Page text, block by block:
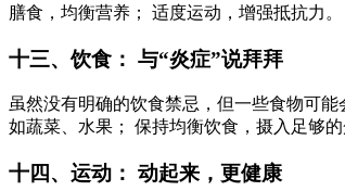
膳食，均衡营养； 适度运动，增强抵抗力
十三、饮食： 与“炎症”说拜拜
虽然没有明确的饮食禁忌，但一些食物可
如蔬菜、水果； 保持均衡饮食，摄入足够
十四、运动： 动起来，更健康